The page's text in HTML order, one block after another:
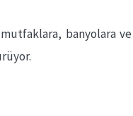
banyolara ve